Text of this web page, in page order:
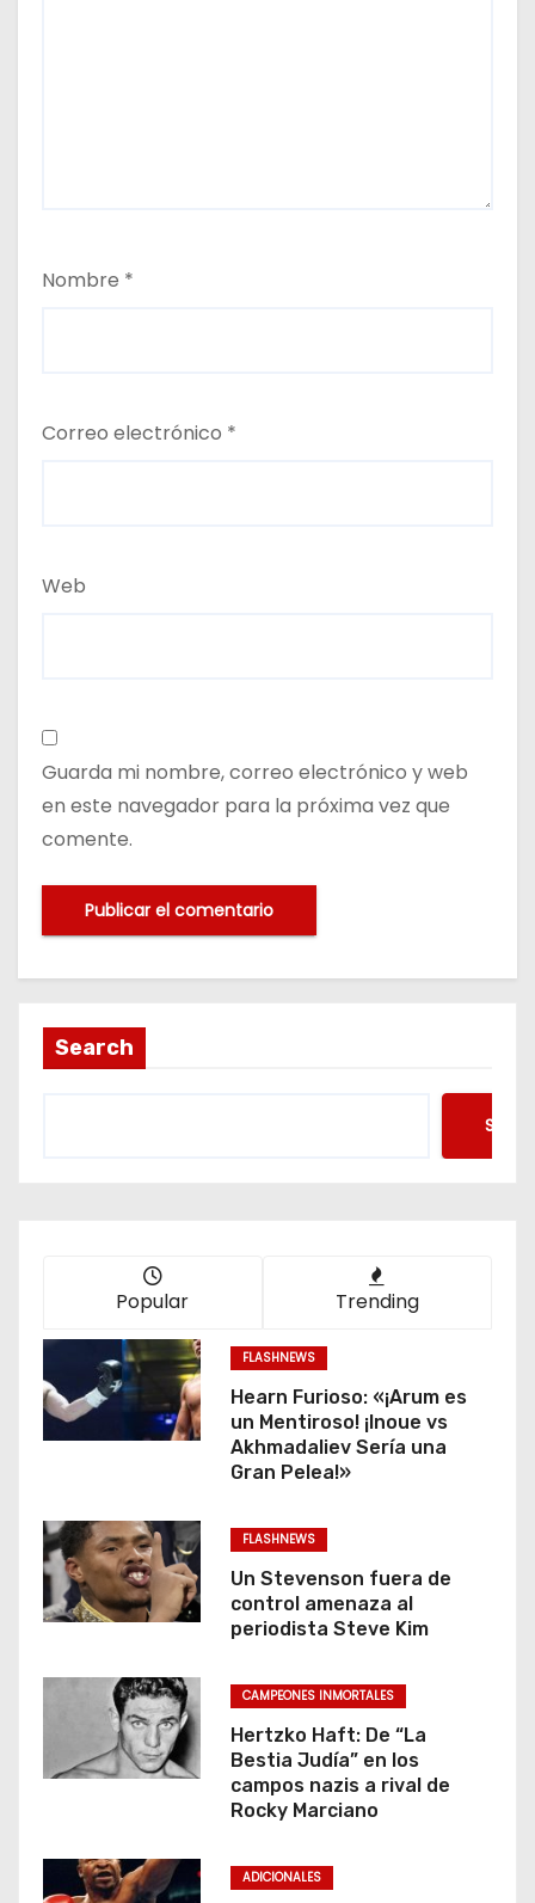
Nombre *
Correo electrónico *
Web
Guarda mi nombre, correo electrónico y web
en este navegador para la próxima vez que
comente.
Search
Popular Trending
FLASHNEWS
Hearn Furioso: «¡Arum es
un Mentiroso! ¡Inoue vs
Akhmadaliev Sería una
Gran Pelea!»
FLASHNEWS
Un Stevenson fuera de
control amenaza al
periodista Steve Kim
CAMPEONES INMORTALES
Hertzko Haft: De “La
Bestia Judía” en los
campos nazis a rival de
Rocky Marciano
ADICIONALES